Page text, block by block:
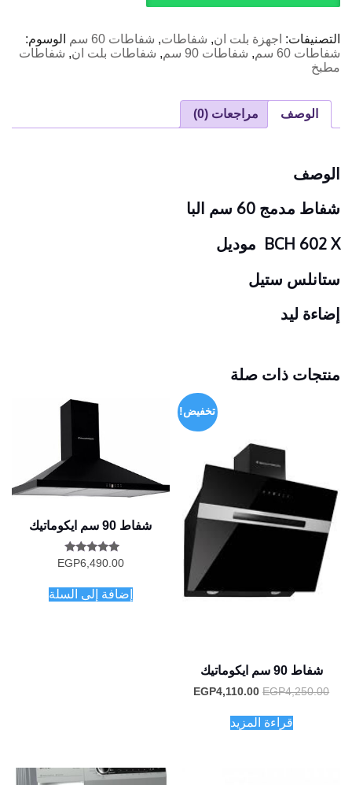
التصنيفات: اجهزة بلت ان, شفاطات, شفاطات 60 سم
الوسوم:
شفاطات 60 سم
, شفاطات 90 سم , شفاطات بلت ان, شفاطات
مطبخ
الوصف مراجعات (0)
الوصف
شفاط مدمج 60 سم البا
BCH 602 X موديل
ستانلس ستيل
إضاءة ليد
منتجات ذات صلة
تخفيض!
شفاط 90 سم ايكوماتيك
EGP4,250.00
السعر
هو:
EGP4,250.00.
EGP4,110.00
السعر
قراءة المزيد
شفاط 90 سم ايكوماتيك
تم التقييم
5.00
EGP6,490.00
إضافة إلى السلة